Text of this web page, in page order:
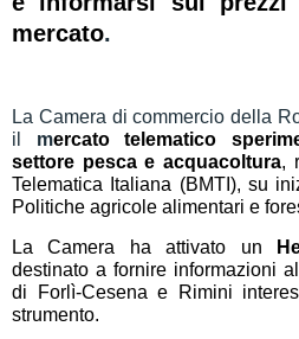
mercato.
La Camera di commercio della
il mercato te lematico s
settore pesca e acquacoltura,
Telematica Italiana (BMTI), su
Politiche agricole alimentari e
La Camera ha attivato un
destinato a fornire informazioni
di Forlì-Cesena e Rimini
strumento.